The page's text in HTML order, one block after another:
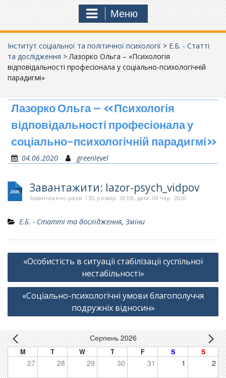
Меню
Інститут соціальної та політичної психології > Е.Б. - Статті
та дослідження > Лазорко Ольга – «Психологія
відповідальності професіонала у соціально-психологічній
парадигмі»
Лазорко Ольга – «Психологія
відповідальності професіонала у
соціально-психологічній парадигмі»
04.06.2020 greenlevel
Завантажити: lazor-psych_vidpov
Завантажено разів: 130, розмір: 38 KB, дата: 04 Чер. 2020
Е.Б. - Статті та дослідження, Зміни
Навігація
«Особистість в ситуації стабілізації суспільної
нестабільності»
«Соціально-психологічні умови благополуччя
подружніх відносин»
Серпень 2026
M T W T F S S
27 28 29 30 31 1 2